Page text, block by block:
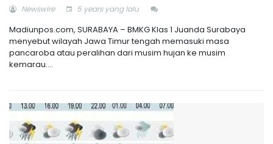
Newswire 5 years yang lalu
Madiunpos.com, SURABAYA – BMKG Klas 1 Juanda Surabaya
menyebut wilayah Jawa Timur tengah memasuki masa
pancaroba atau peralihan dari musim hujan ke musim
kemarau....